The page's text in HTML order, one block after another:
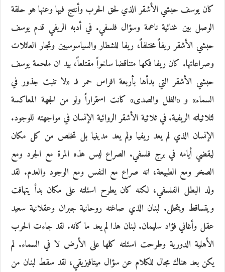
كان يوسف حبشي الأشقر الذي لحق الحرب وأنتج فيها وعنها هو حلقة
الوصل بين غنائية ناعمة وسؤال فلسفي. في أدبه الريفي قدم يوسف
حبشي الأشقر ريفاً مختلفاً، ريفا للشطار والسياسوسيين وتجار العائلات
وصراعاتها. كان ريفا فكها متناقضا ساخراً مقتلعاً، بيد ان ملحمة يوسف
حبشي الأشقر التي بدأها بأربعة افراس حمر فـ «لا تنبت جذور في
السماء» و «الظل والصدى» كانت استمراراً ولو من الجهة المعاكسة
لثلاثياته الريفية. في ثلاثية الأشقر الروائية الإنسان في مواجهته للوجود.
الإنسان الذي لم يعد ريفيا ولم يعد مدينيا بل تخلص من كل مكان
ليقضي أيامه في برج فلسفي. الصراع ليس هذه المرة مع الجرد ومع
الصخر ومع الطبيعة، انه صراع مع النفس ومع الوجود والعدم. لقد
ولد البطل الفلسفي، لكنه كان يطرح اسئلته على مكان بدأ يتهافت
ويتساقط ويتحلل. لبنان الذي صاغته روحانية جبران وعقلانية سعيد
عقل وأغاني فؤاد سليمان. لبنان هذا لم يعد ما كانه. لقد جاءت الحرب
الأهلية الدورية وطرحت اسئلته كلها على الأرض لا في السماء. لم
يكن بعد هناك مجال للكلام عن سؤال ميتافيزيقي، لقد سقط لبنان من